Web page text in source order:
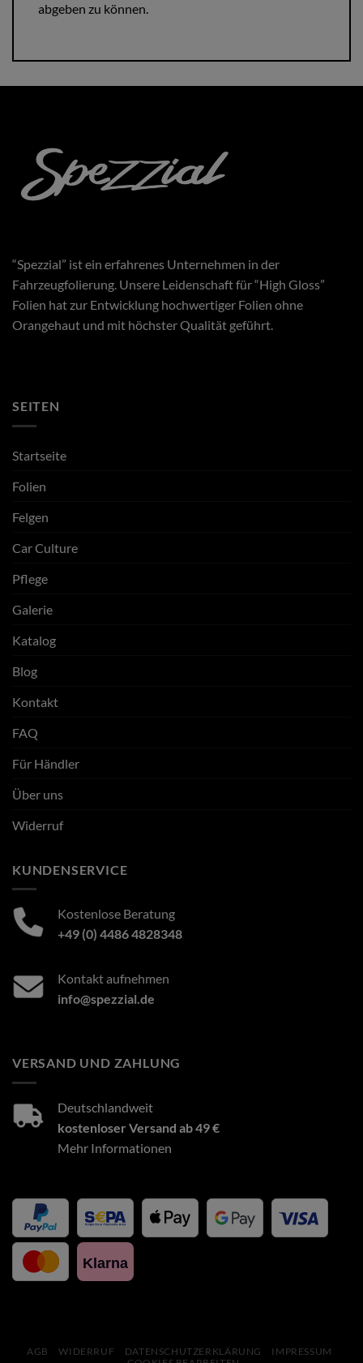
abgeben zu können.
“Spezzial” ist ein erfahrenes Unternehmen in der
Fahrzeugfolierung. Unsere Leidenschaft für “High Gloss”
Folien hat zur Entwicklung hochwertiger Folien ohne
Orangehaut und mit höchster Qualität geführt.
SEITEN
Startseite
Folien
Felgen
Car Culture
Pflege
Galerie
Katalog
Blog
Kontakt
FAQ
Für Händler
Über uns
Widerruf
KUNDENSERVICE
Kostenlose Beratung
+49 (0) 4486 4828348
Kontakt aufnehmen
info@spezzial.de
VERSAND UND ZAHLUNG
Deutschlandweit
kostenloser Versand ab 49 €
Mehr Informationen
Klarna
AGB WIDERRUF DATENSCHUTZERKLÄRUNG
IMPRESSUM